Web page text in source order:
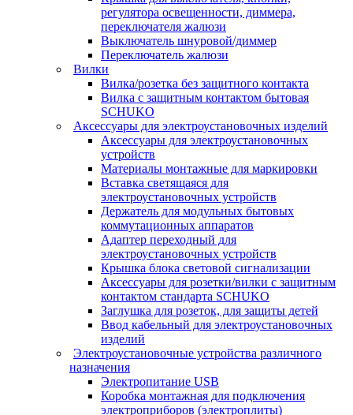
регулятора освещенности, диммера,
переключателя жалюзи
Выключатель шнуровой/диммер
Переключатель жалюзи
Вилки
Вилка/розетка без защитного контакта
Вилка с защитным контактом бытовая
SCHUKO
Аксессуары для электроустановочных изделий
Аксессуары для электроустановочных
устройств
Материалы монтажные для маркировки
Вставка светящаяся для
электроустановочных устройств
Держатель для модульных бытовых
коммутационных аппаратов
Адаптер переходный для
электроустановочных устройств
Крышка блока световой сигнализации
Аксессуары для розетки/вилки с защитным
контактом стандарта SCHUKO
Заглушка для розеток, для защиты детей
Ввод кабельный для электроустановочных
изделий
Электроустановочные устройства различного
назначения
Электропитание USB
Коробка монтажная для подключения
электроприборов (электроплиты)